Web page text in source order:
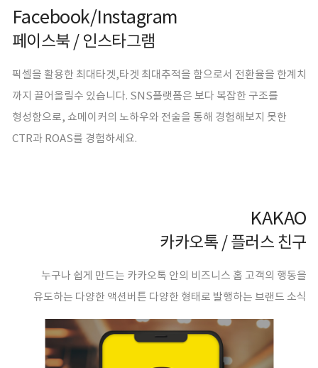
Facebook/Instagram
페이스북 / 인스타그램
픽셀을 활용한 최대타겟,타겟 최대추적을 함으로서 전환율을 한계치
까지 끌어올릴수 있습니다. SNS플랫폼은 보다 복잡한 구조를
형성함으로, 쇼메이커의 노하우와 전술을 통해 경험해보지 못한
CTR과 ROAS를 경험하세요.
KAKAO
카카오톡 / 플러스 친구
누구나 쉽게 만드는 카카오톡 안의 비즈니스 홈 고객의 행동을
유도하는 다양한 액션버튼 다양한 형태로 발행하는 브랜드 소식